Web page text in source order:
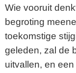
Wie vooruit
begroting
toekomstige
geleden, zal de
uitvallen, en